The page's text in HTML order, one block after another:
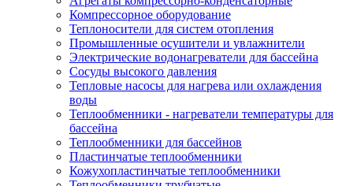
Компрессорное оборудование
Теплоносители для систем отопления
Промышленные осушители и увлажнители
Электрические водонагреватели для бассейна
Сосуды высокого давления
Тепловые насосы для нагрева или охлаждения
воды
Теплообменники - нагреватели температуры для
бассейна
Теплообменники для бассейнов
Пластинчатые теплообменники
Кожухопластинчатые теплообменники